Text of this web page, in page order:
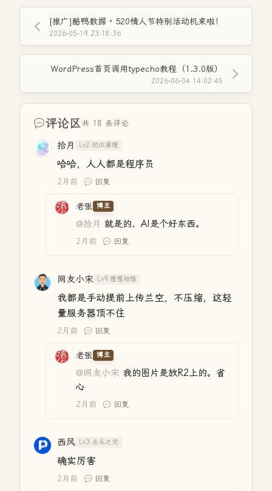
[推广]酷鸭数据 · 520情人节特别活动机来啦！
2026-05-19 23:18:36
WordPress首页调用typecho教程（1.3.0版）
2026-06-04 14:02:45
评论区共 18 条评论
拾月 Lv2.初识寒暄
哈哈，人人都是程序员
2月前 回复
老张 博主
@拾月 就是的，AI是个好东西。
2月前 回复
网友小宋 Lv9.惺惺相惜
我都是手动提前上传兰空，不压缩，这轻
量服务器顶不住
2月前 回复
老张 博主
@网友小宋 我的图片是放R2上的。省
心
2月前 回复
西风 Lv3.点头之交
确实厉害
2月前 回复